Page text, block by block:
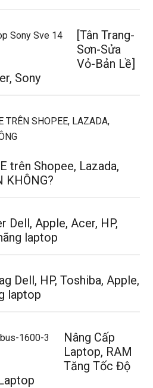
[Tân Trang-
Sơn-Sửa
Vỏ-Bản Lề]
Sony
trên Shopee, Lazada,
KHÔNG?
Dell, Apple, Acer, HP,
laptop
Dell, HP, Toshiba, Apple,
laptop
Nâng Cấp
Laptop, RAM
Tăng Tốc Độ